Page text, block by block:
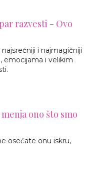
razvesti - Ovo
i najmagičniji
emocijama i velikim
ono što smo
osećate onu iskru,